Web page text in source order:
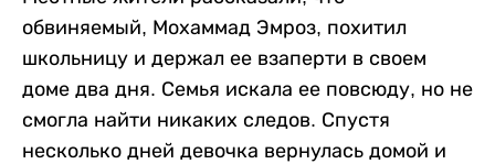
обвиняемый, Мохаммад Эмроз, похитил
школьницу и держал ее взаперти в своем
доме два дня. Семья искала ее повсюду, но не
смогла найти никаких следов. Спустя
несколько дней девочка вернулась домой и